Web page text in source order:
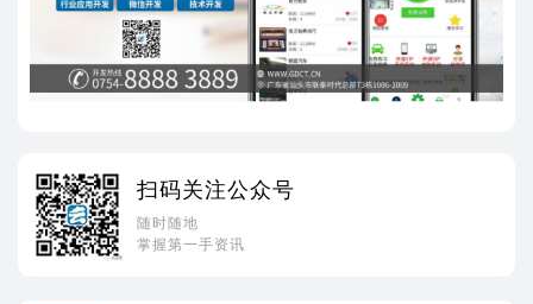
扫码关注公众号
随时随地
掌握第一手资讯